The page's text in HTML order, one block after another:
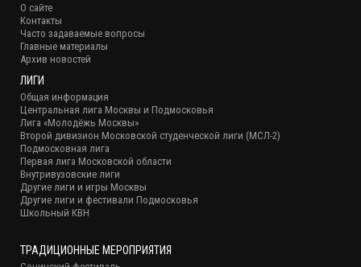
О сайте
Контакты
Часто задаваемые вопросы
Главные материалы
Архив новостей
ЛИГИ
Общая информация
Центральная лига Москвы и Подмосковья
Лига «Молодёжь Москвы»
Второй дивизион Московской студенческой лиги (МСЛ-2)
Подмосковная лига
Первая лига Московской области
Внутривузовские лиги
Другие лиги и игры Москвы
Другие лиги и фестивали Подмосковья
Школьный КВН
ТРАДИЦИОННЫЕ МЕРОПРИЯТИЯ